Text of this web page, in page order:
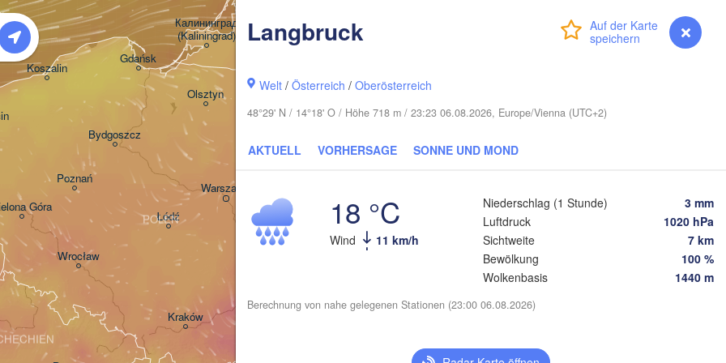
myVentusky Vorhersage
Langbruck
Welt /Österreich /Oberösterreich
48°29' N / 14°18' O / Höhe 718 m / 23:23 06.08.2026, Europe/Vienna (UTC+2)
AKTUELL VORHERSAGE SONNE UND MOND
18 °C
Wind 11 km/h
Niederschlag (1 Stunde)
3 mm
Luftdruck
1020 hPa
Sichtweite
7 km
Bewölkung
100 %
Wolkenbasis
1440 m
Berechnung von nahe gelegenen Stationen (23:00 06.08.2026)
Warszawa
Kraków
Łódź
Wrocław
Poznań
Olsztyn
Koszalin
Góra
Gdańsk
Калининград
(Kaliningrad)
Bydgoszcz
POLEN
Бабруйск
Баранавічы
(Zhytomyr)
(Khmelnytskyi)
(Mazyr)
Салігорск
(Salihorsk)
Гродна
Вінниця
Смоленск
(Smolensk)
Lublin
BELARUS